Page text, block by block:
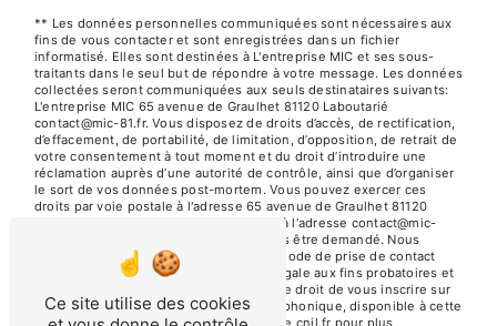
** Les données personnelles communiquées sont nécessaires aux
fins de vous contacter et sont enregistrées dans un fichier
informatisé. Elles sont destinées à L'entreprise MIC et ses sous-
traitants dans le seul but de répondre à votre message. Les données
collectées seront communiquées aux seuls destinataires suivants:
L'entreprise MIC 65 avenue de Graulhet 81120 Laboutarié
contact@mic-81.fr. Vous disposez de droits d’accès, de rectification,
d’effacement, de portabilité, de limitation, d’opposition, de retrait de
votre consentement à tout moment et du droit d’introduire une
réclamation auprès d’une autorité de contrôle, ainsi que d’organiser
le sort de vos données post-mortem. Vous pouvez exercer ces
droits par voie postale à l'adresse 65 avenue de Graulhet 81120
Laboutarié ou par courrier électronique à l'adresse contact@mic-
81.fr. Un justificatif d'identité pourra vous être demandé. Nous
conservons vos données pendant la période de prise de contact
puis pendant la durée de prescription légale aux fins probatoires et
de gestion des contentieux. Vous avez le droit de vous inscrire sur
la liste d'opposition au démarchage téléphonique, disponible à cette
Ce site utilise des cookies